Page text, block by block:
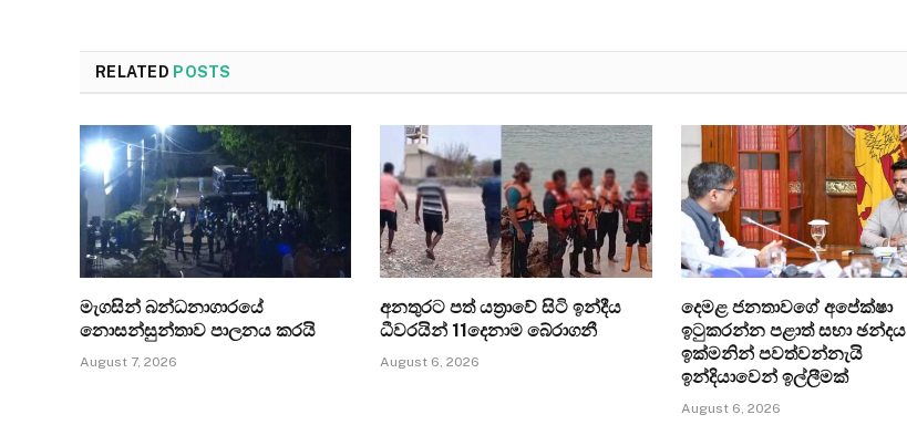
RELATED POSTS
මැගසින් බන්ධනාගාරයේ
නොසන්සුන්තාව පාලනය කරයි
August 7, 2026
අනතුරට පත් යත්‍රාවේ සිටි ඉන්දීය
ධීවරයින් 11දෙනාම බේරාගනී
August 6, 2026
දෙමළ ජනතාවගේ අපේක්ෂා
ඉටුකරන්න පළාත් සභා ඡන්දය
ඉක්මනින් පවත්වන්නැයි
ඉන්දියාවෙන් ඉල්ලීමක්
August 6, 2026